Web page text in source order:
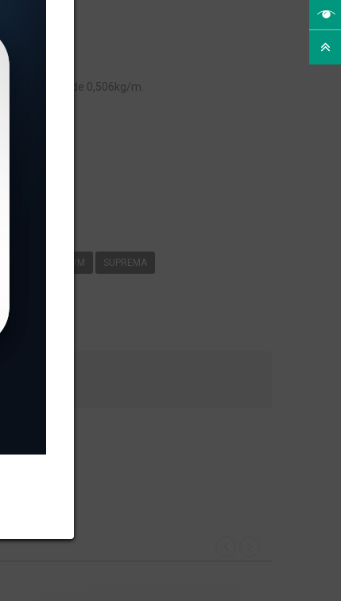
peso linear de 0,506kg/m.
506KG/M SUPREMA